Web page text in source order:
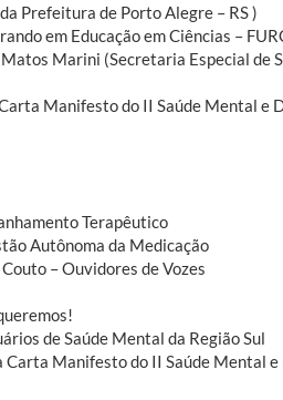
Prefeitura de Porto Alegre – RS )
em Educação em Ciências –
Marini (Secretaria Especial de
Manifesto do II Saúde Mental e
Terapêutico
Autônoma da Medicação
– Ouvidores de Vozes
de Saúde Mental da Região Sul
Carta Manifesto do II Saúde Mental